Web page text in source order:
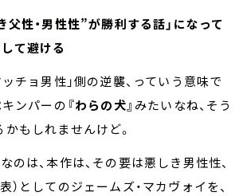
性・男性性”が勝利する話」になって
て避ける
ッチョ男性」側の逆襲、っていう意味で
キンパーの 『わらの犬』 みたいなね、そう
もしれませんけど。
のは、本作は、その要は悪しき男性性、
）としてのジェームズ・マカヴォイを、